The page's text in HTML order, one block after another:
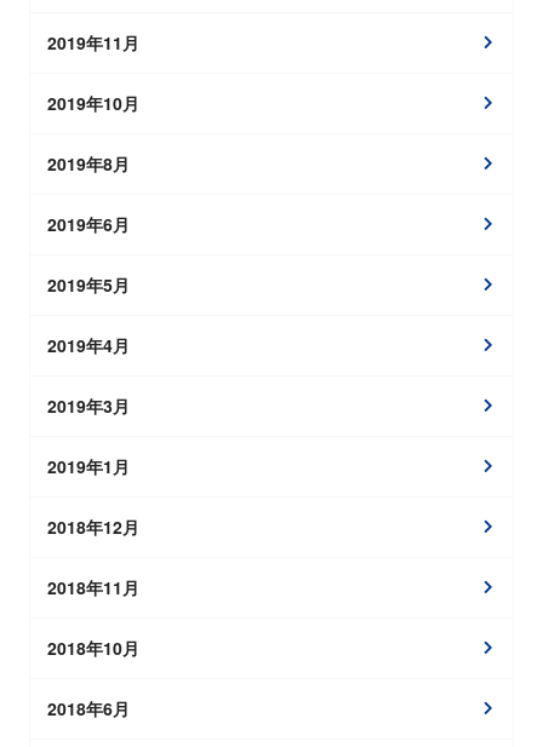
2019年11月
2019年10月
2019年8月
2019年6月
2019年5月
2019年4月
2019年3月
2019年1月
2018年12月
2018年11月
2018年10月
2018年6月